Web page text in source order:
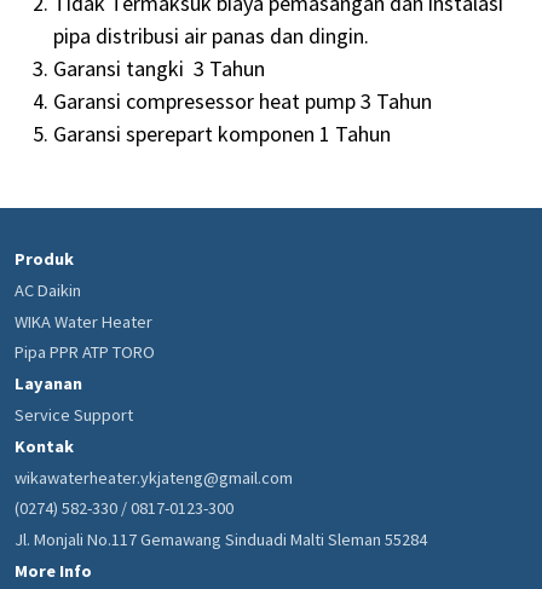
pipa distribusi air panas dan dingin.
Garansi tangki 3 Tahun
Garansi compresessor heat pump 3 Tahun
Garansi sperepart komponen 1 Tahun
Produk
AC Daikin
WIKA Water Heater
Pipa PPR ATP TORO
Layanan
Service Support
Kontak
wikawaterheater.ykjateng@gmail.com
(0274) 582-330 / 0817-0123-300
Jl. Monjali No.117 Gemawang Sinduadi Malti Sleman 55284
More Info